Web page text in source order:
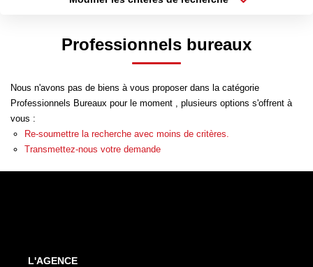
Nos Services Gestion
Espace Client Gestion
Plus de critères Créer une alerte
Professionnels bureaux
Nous n'avons pas de biens à vous proposer dans la catégorie
Professionnels Bureaux pour le moment , plusieurs options s'offrent à
vous :
Re-soumettre la recherche avec moins de critères.
Transmettez-nous votre demande
L'AGENCE